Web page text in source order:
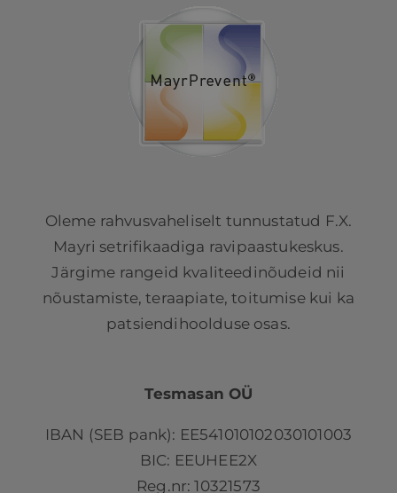
Oleme rahvusvaheliselt tunnustatud F.X.
Mayri setrifikaadiga ravipaastukeskus.
Järgime rangeid kvaliteedinõudeid nii
nõustamiste, teraapiate, toitumise kui ka
patsiendihoolduse osas.
Tesmasan OÜ
IBAN (SEB pank): EE541010102030101003
BIC: EEUHEE2X
Reg.nr: 10321573